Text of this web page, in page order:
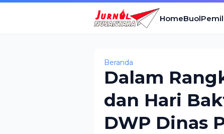
HomeBuol
Beranda
Dalam
dan Hari
DWP Dinas